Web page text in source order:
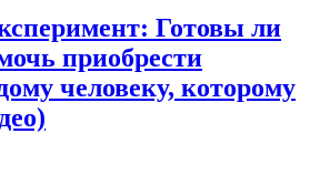
Готовы ли
приобрести
человеку, которому